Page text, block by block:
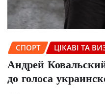
СПОРТ ЦІКАВІ ТА
Андрей
до голоса